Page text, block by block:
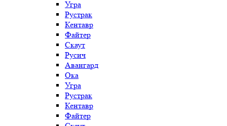
Угра
Рустрак
Кентавр
Файтер
Скаут
Русич
Авангард
Ока
Угра
Рустрак
Кентавр
Файтер